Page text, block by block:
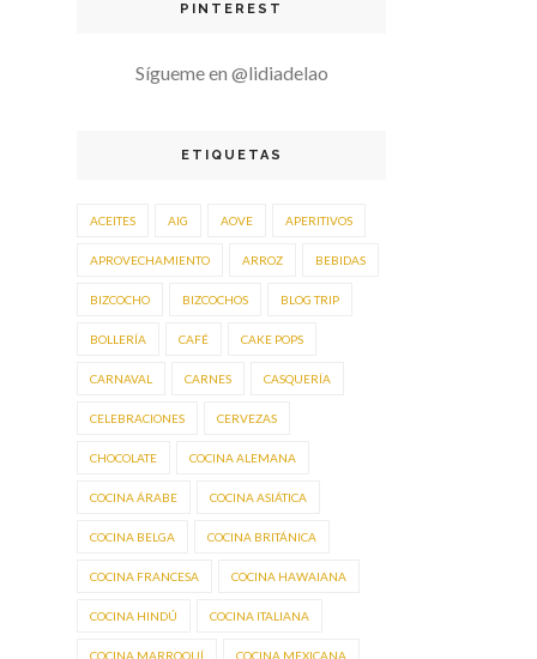
PINTEREST
Sígueme en @lidiadelao
ETIQUETAS
ACEITES AIG AOVE APERITIVOS
APROVECHAMIENTO ARROZ BEBIDAS
BIZCOCHO BIZCOCHOS BLOG TRIP
BOLLERÍA CAFÉ CAKE POPS
CARNAVAL CARNES CASQUERÍA
CELEBRACIONES CERVEZAS
CHOCOLATE COCINA ALEMANA
COCINA ÁRABE COCINA ASIÁTICA
COCINA BELGA COCINA BRITÁNICA
COCINA FRANCESA COCINA HAWAIANA
COCINA HINDÚ COCINA ITALIANA
COCINA MARROQUÍ COCINA MEXICANA